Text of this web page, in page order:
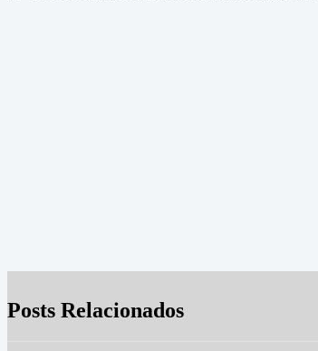
Posts Relacionados